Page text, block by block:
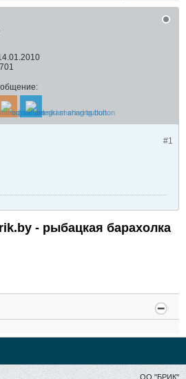
#1
- рыбацкая барахолка
ОО "БРИК"